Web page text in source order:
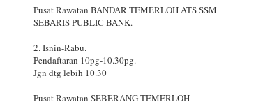
Pusat Rawatan BANDAR TEMERLOH ATS SSM
SEBARIS PUBLIC BANK.
2. Isnin-Rabu.
Pendaftaran 10pg-10.30pg.
Jgn dtg lebih 10.30
Pusat Rawatan SEBERANG TEMERLOH